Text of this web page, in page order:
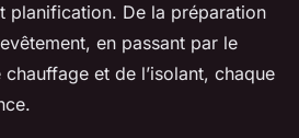
planification. De la préparation
en passant par le
et de l’isolant, chaque